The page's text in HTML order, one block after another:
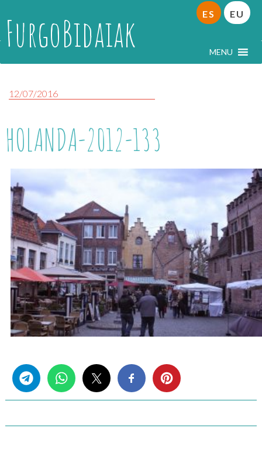
FurgoBidaiak MENU
ES EU
12/07/2016
HOLANDA-2012-133